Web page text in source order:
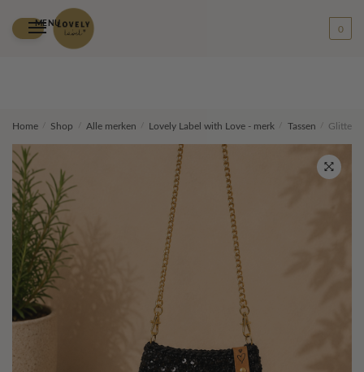
navigation
content
MENU
0
Home Shop Alle merken Lovely Label with Love - merk / Tassen / Glitter